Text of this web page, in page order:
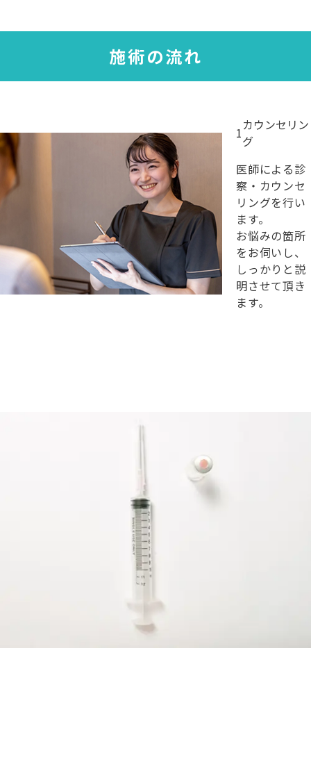
施術の流れ
1カウンセリン
グ
医師による診
察・カウンセ
リングを行い
ます。
お悩みの箇所
をお伺いし、
しっかりと説
明させて頂き
ます。